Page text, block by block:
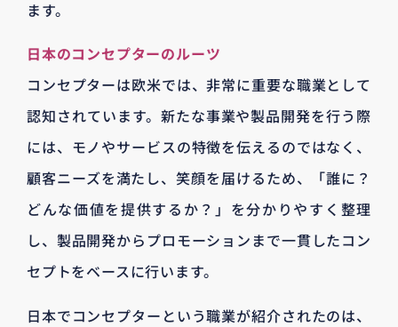
ます。
日本のコンセプターのルーツ
コンセプターは欧米では、非常に重要な職業として
認知されています。新たな事業や製品開発を行う際
には、モノやサービスの特徴を伝えるのではなく、
顧客ニーズを満たし、笑顔を届けるため、「誰に？
どんな価値を提供するか？」を分かりやすく整理
し、製品開発からプロモーションまで一貫したコン
セプトをベースに行います。
日本でコンセプターという職業が紹介されたのは、